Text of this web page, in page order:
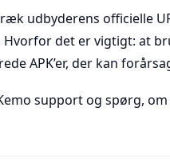
udbyderens officielle
det er vigtigt: at
APK’er, der kan
support og spørg,